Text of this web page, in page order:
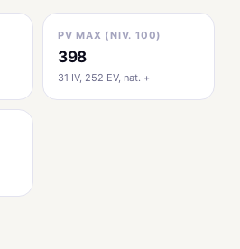
PV MAX (NIV. 100)
398
31 IV, 252 EV, nat. +